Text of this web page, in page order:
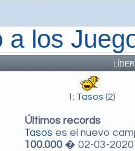
a los
1: Tasos (2)
Últimos records
Tasos es el nuevo
100.000 � 02-03-2020